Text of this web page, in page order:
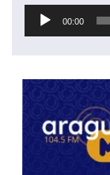
Tocador
00:00